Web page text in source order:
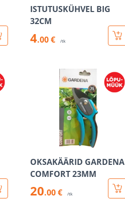
ISTUTUSKÜHVEL BIG
32CM
4.00 € /tk
OKSAKÄÄRID GARDENA
COMFORT 23MM
20.00 € /tk